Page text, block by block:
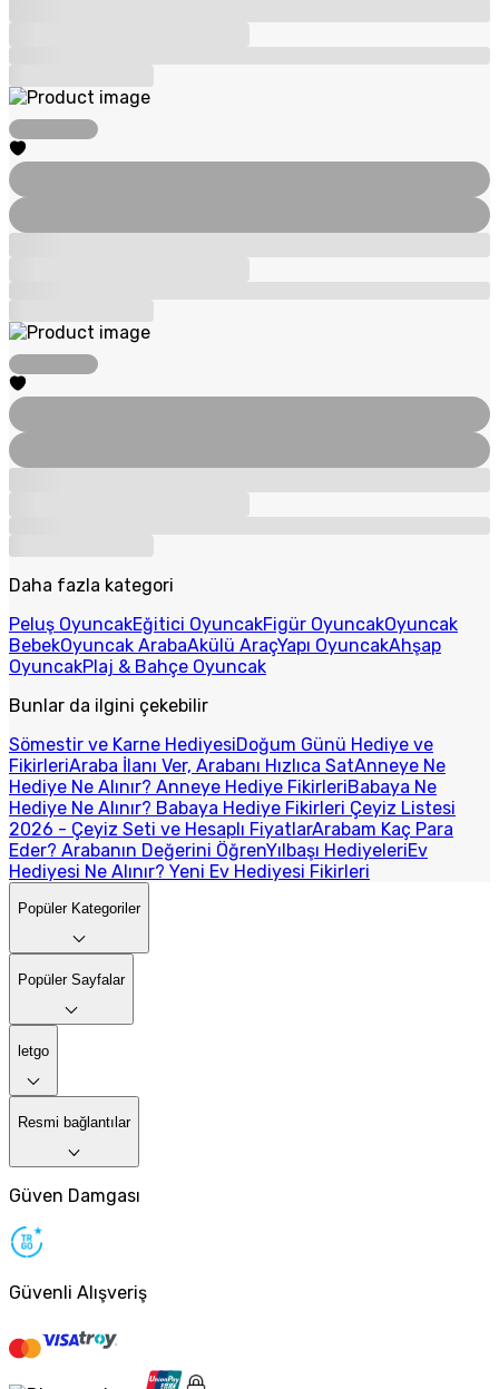
Daha fazla kategori
Peluş OyuncakEğitici OyuncakFigür OyuncakOyuncak
BebekOyuncak ArabaAkülü AraçYapı OyuncakAhşap
OyuncakPlaj & Bahçe Oyuncak
Bunlar da ilgini çekebilir
Sömestir ve Karne HediyesiDoğum Günü Hediye ve
FikirleriAraba İlanı Ver, Arabanı Hızlıca SatAnneye Ne
Hediye Ne Alınır? Anneye Hediye FikirleriBabaya Ne
Hediye Ne Alınır? Babaya Hediye Fikirleri Çeyiz Listesi
2026 - Çeyiz Seti ve Hesaplı FiyatlarArabam Kaç Para
Eder? Arabanın Değerini ÖğrenYılbaşı HediyeleriEv
Hediyesi Ne Alınır? Yeni Ev Hediyesi Fikirleri
Popüler Kategoriler
Popüler Sayfalar
letgo
Resmi bağlantılar
Güven Damgası
Güvenli Alışveriş